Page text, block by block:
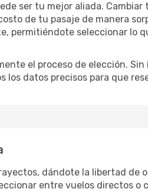
ser tu mejor aliada.
de tu pasaje de manera
permitiéndote seleccionar lo
el proceso de elección.
datos precisos para que
dándote la libertad de
entre vuelos directos